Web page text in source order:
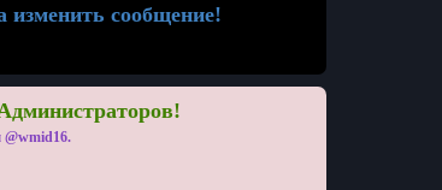
изменить сообщение!